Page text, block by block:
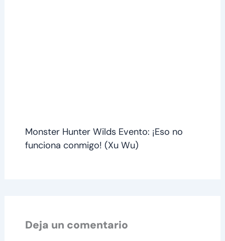
Monster Hunter Wilds Evento: ¡Eso no
funciona conmigo! (Xu Wu)
Deja un comentario